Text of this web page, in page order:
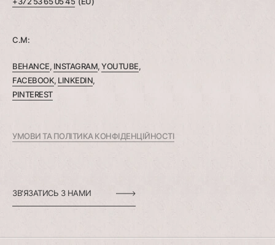
C.M:
BEHANCE, INSTAGRAM,YOUTUBE,
FACEBOOK, LINKEDIN,
PINTEREST
УМОВИ ТА ПОЛІТИКА КОНФІДЕНЦІЙНОСТІ
ЗВ'ЯЗАТИСЬ З НАМИ